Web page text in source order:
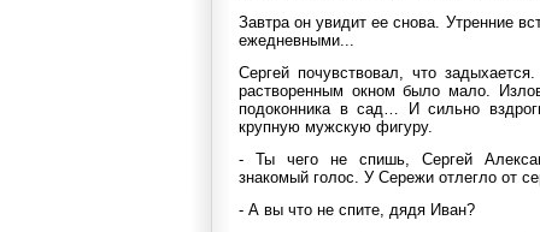
Завтра он увидит ее снова. Утренние
ежедневными...
Сергей почувствовал, что
растворенным окном было мало.
подоконника в сад… И сильно
крупную мужскую фигуру.
- Ты чего не спишь, Сергей
знакомый голос. У Сережи отлегло от
- А вы что не спите, дядя Иван?